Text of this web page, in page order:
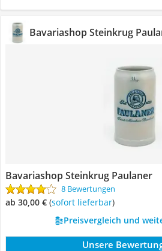
Bavariashop Steinkrug
Bavariashop Steinkrug Paulaner
8 Bewertungen
ab 30,00 € ( Sofort lieferbar)
Preisvergleich und
Unsere